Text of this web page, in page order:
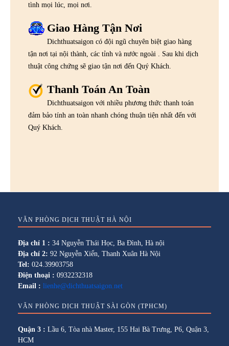
tình mọi lúc, mọi nơi.
Giao Hàng Tận Nơi
Dichthuatsaigon có đội ngũ chuyên biệt giao hàng
tận nơi tại nội thành, các tỉnh và nước ngoài . Sau khi dịch
thuật công chứng sẽ giao tận nơi đến Quý Khách.
Thanh Toán An Toàn
Dichthuatsaigon với nhiều phương thức thanh toán
đảm bảo tính an toàn nhanh chóng thuận tiện nhất đến với
Quý Khách.
VĂN PHÒNG DỊCH THUẬT HÀ NỘI
Địa chỉ 1 : 34 Nguyễn Thái Học, Ba Đình, Hà nội
Địa chỉ 2: 92 Nguyễn Xiển, Thanh Xuân Hà Nội
Tel: 024.39903758
Điện thoại : 0932232318
Email : lienhe@dichthuatsaigon.net
VĂN PHÒNG DỊCH THUẬT SÀI GÒN (TPHCM)
Quận 3 : Lầu 6, Tòa nhà Master, 155 Hai Bà Trưng, P6, Quận 3,
HCM